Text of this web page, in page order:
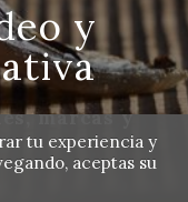
y
marcas y
tu experiencia y
aceptas su